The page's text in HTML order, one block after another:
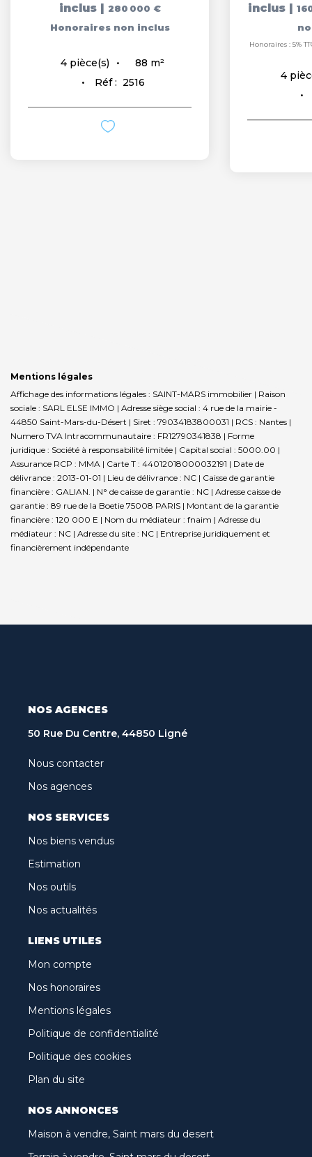
inclus | 280 000 €
Honoraires non inclus
4 pièce(s) 88 m²
Réf : 2516
inclus |
Honoraires : 5%
4
Mentions légales
Affichage des informations légales : SAINT-MARS immobilier | Raison
sociale : SARL ELSE IMMO | Adresse siège social : 4 rue de la mairie -
44850 Saint-Mars-du-Désert | Siret : 79034183800031 | RCS : Nantes |
Numero TVA Intracommunautaire : FR12790341838 | Forme
juridique : Société à responsabilité limitée | Capital social : 5000.00 |
Assurance RCP : MMA | Carte T : 44012018000032191 | Date de
délivrance : 2013-01-01 | Lieu de délivrance : NC | Caisse de garantie
financière : GALIAN. | N° de caisse de garantie : NC | Adresse caisse de
garantie : 89 rue de la Boetie 75008 PARIS | Montant de la garantie
financière : 120 000 E | Nom du médiateur : fnaim | Adresse du
médiateur : NC | Adresse du site : NC | Entreprise juridiquement et
financièrement indépendante
NOS AGENCES
50 Rue Du Centre, 44850 Ligné
Nous contacter
Nos agences
NOS SERVICES
Nos biens vendus
Estimation
Nos outils
Nos actualités
LIENS UTILES
Mon compte
Nos honoraires
Mentions légales
Politique de confidentialité
Politique des cookies
Plan du site
NOS ANNONCES
Maison à vendre, Saint mars du desert